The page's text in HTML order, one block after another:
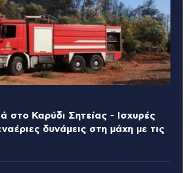
στο Καρύδι Σητείας - Ισχυρές
δυνάμεις στη μάχη με τις